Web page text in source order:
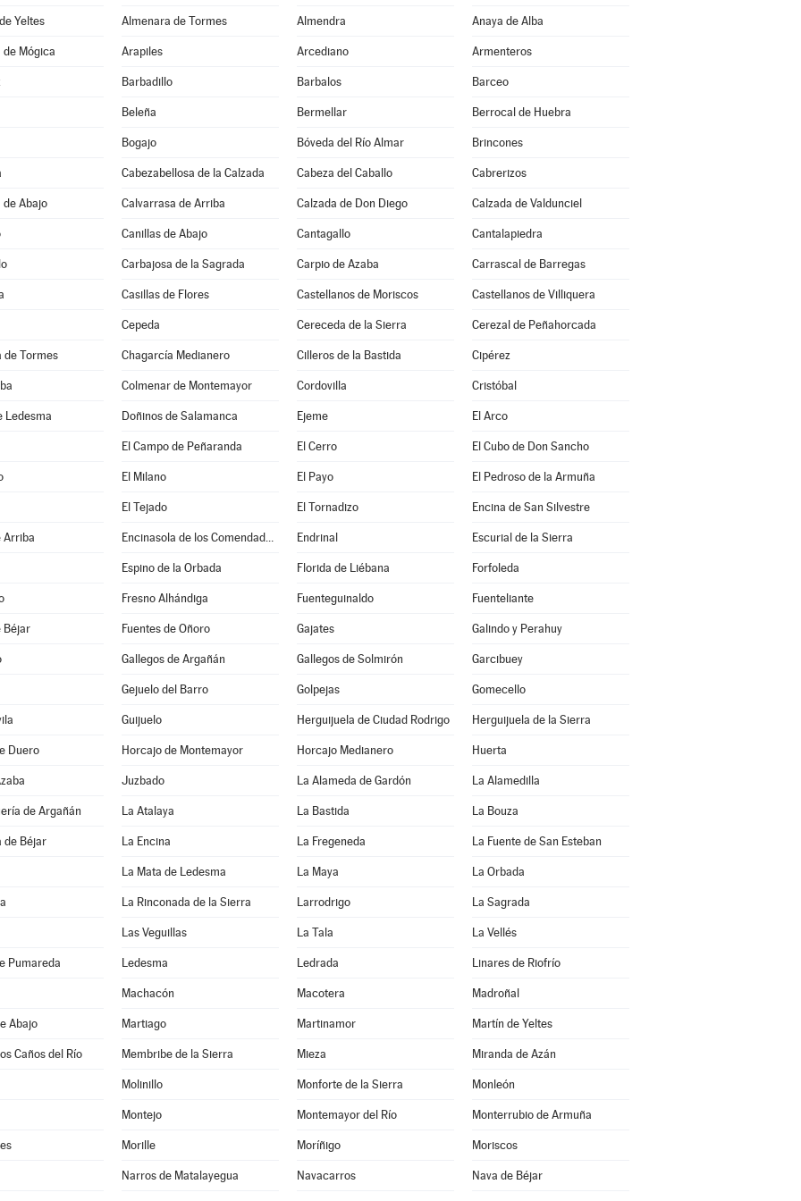
Yeltes Almenara de Tormes Almendra Anaya de Alba
de Mógica Arapiles Arcediano Armenteros
Barbadillo Barbalos Barceo
Beleña Bermellar Berrocal de Huebra
Bogajo Bóveda del Río Almar Brincones
Cabezabellosa de la Calzada Cabeza del Caballo Cabrerizos
de Abajo Calvarrasa de Arriba Calzada de Don Diego Calzada de Valdunciel
Canillas de Abajo Cantagallo Cantalapiedra
Carbajosa de la Sagrada Carpio de Azaba Carrascal de Barregas
Casillas de Flores Castellanos de Moriscos Castellanos de Villiquera
Cepeda Cereceda de la Sierra Cerezal de Peñahorcada
de Tormes Chagarcía Medianero Cilleros de la Bastida Cipérez
Colmenar de Montemayor Cordovilla Cristóbal
Ledesma Doñinos de Salamanca Ejeme El Arco
El Campo de Peñaranda El Cerro El Cubo de Don Sancho
El Milano El Payo El Pedroso de la Armuña
El Tejado El Tornadizo Encina de San Silvestre
Arriba Encinasola de los Comendadores Endrinal Escurial de la Sierra
Espino de la Orbada Florida de Liébana Forfoleda
Fresno Alhándiga Fuenteguinaldo Fuenteliante
Béjar Fuentes de Oñoro Gajates Galindo y Perahuy
Gallegos de Argañán Gallegos de Solmirón Garcibuey
Gejuelo del Barro Golpejas Gomecello
Guijuelo Herguijuela de Ciudad Rodrigo Herguijuela de la Sierra
Duero Horcajo de Montemayor Horcajo Medianero Huerta
Juzbado La Alameda de Gardón La Alamedilla
de Argañán La Atalaya La Bastida La Bouza
de Béjar La Encina La Fregeneda La Fuente de San Esteban
La Mata de Ledesma La Maya La Orbada
La Rinconada de la Sierra Larrodrigo La Sagrada
Las Veguillas La Tala La Vellés
Pumareda Ledesma Ledrada Linares de Riofrío
Machacón Macotera Madroñal
Abajo Martiago Martinamor Martín de Yeltes
Caños del Río Membribe de la Sierra Mieza Miranda de Azán
Molinillo Monforte de la Sierra Monleón
Montejo Montemayor del Río Monterrubio de Armuña
Morille Moríñigo Moriscos
Narros de Matalayegua Navacarros Nava de Béjar